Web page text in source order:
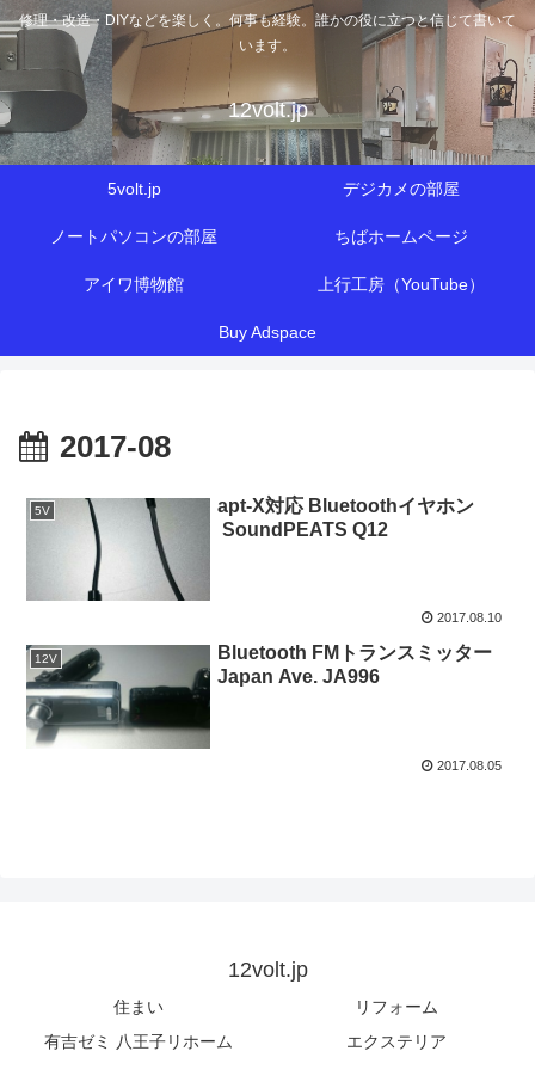
修理・改造・DIYなどを楽しく。何事も経験。誰かの役に立つと信じて書いて
います。
12volt.jp
5volt.jp デジカメの部屋
ノートパソコンの部屋 ちばホームページ
アイワ博物館 上行工房（YouTube）
Buy Adspace
2017-08
5V
apt-X対応 Bluetoothイヤホン
SoundPEATS Q12
2017.08.10
12V
Bluetooth FMトランスミッター
Japan Ave. JA996
2017.08.05
12volt.jp
住まい
リフォーム
有吉ゼミ 八王子リホーム
エクステリア